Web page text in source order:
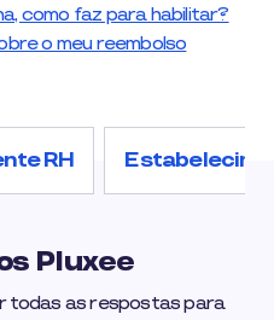
como faz para habilitar?
o meu reembolso
RH
Pluxee
todas as respostas para